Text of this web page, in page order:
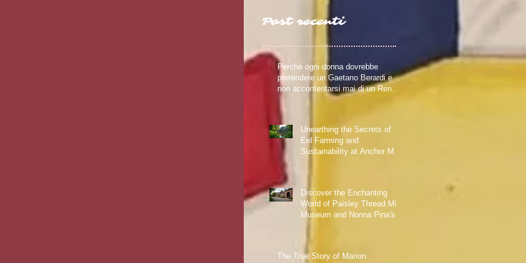
Post recenti
Perché ogni donna dovrebbe
pretendere un Gaetano Berardi e
non accontentarsi mai di un Renzo
FerreroRiflessioni su relazioni
sane, fiction e realtà – Blog della
Unearthing the Secrets of
Eel Farming and
Sustainability at Anchor Mill
Discover the Enchanting
World of Paisley Thread Mill
Museum and Nonna Pina's
Love for Sewing
The True Story of Marion